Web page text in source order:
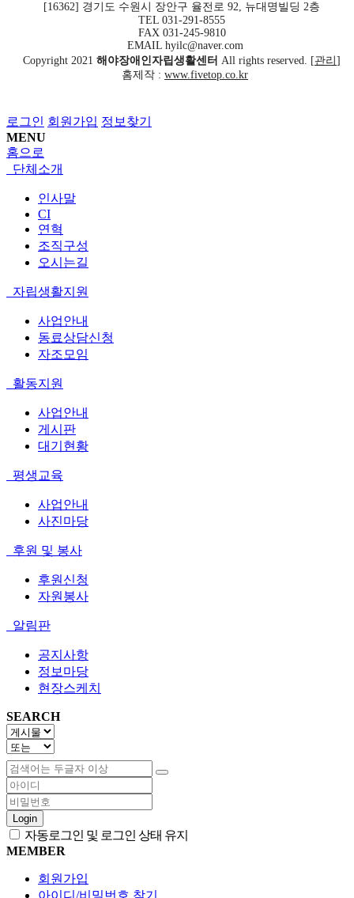
[16362] 경기도 수원시 장안구 율전로 92, 뉴대명빌딩 2층
TEL 031-291-8555
FAX 031-245-9810
EMAIL hyilc@naver.com
Copyright 2021 해야장애인자립생활센터 All rights reserved. [관리 ]
홈제작 : www.fivetop.co.kr
로그인 회원가입 정보찾기
MENU
홈으로
단체소개
인사말
CI
연혁
조직구성
오시는길
자립생활지원
사업안내
동료상담신청
자조모임
활동지원
사업안내
게시판
대기현황
평생교육
사업안내
사진마당
후원 및 봉사
후원신청
자원봉사
알림판
공지사항
정보마당
현장스케치
SEARCH
Login
자동로그인 및 로그인 상태 유지
MEMBER
회원가입